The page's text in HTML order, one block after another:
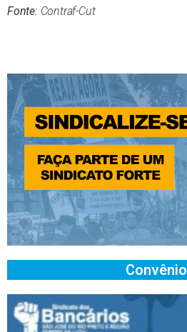
Fonte:Contraf-Cut